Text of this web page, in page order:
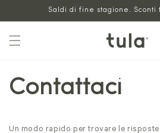
contenuto
Saldi di fine stagione. Sconti
Contattaci
Un modo rapido per trovare le